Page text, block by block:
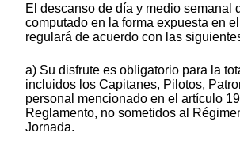
El descanso de día y medio semanal
computado en la forma expuesta en
regulará de acuerdo con las
a) Su disfrute es obligatorio para la
incluidos los Capitanes, Pilotos,
personal mencionado en el artículo
Reglamento, no sometidos al
Jornada.